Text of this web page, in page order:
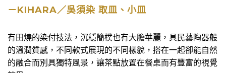
－KIHARA／吳須染 取皿、小皿
有田燒的染付技法，沉穩簡樸也有大膽華麗，具民藝陶器般
的溫潤質感，不同款式展現的不同樣貌，搭在一起卻能自然
的融合而別具獨特風景，讓茶點放置在餐桌而有豐富的視覺